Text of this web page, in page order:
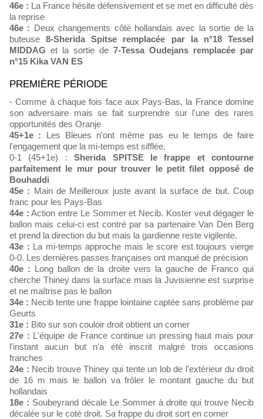
46e : La France hésite défensivement et se met en difficulté dès
la reprise
46e : Deux changements côté hollandais avec la sortie de la
buteuse8-Sherida Spitse remplacée par la n°18 Tessel
MIDDAG et la sortie de 7-Tessa Oudejans remplacée par
n°15 Kika VAN ES
PREMIÈRE PÉRIODE
- Comme à chaque fois face aux Pays-Bas, la France domine
son adversaire mais se fait surprendre sur l'une des rares
opportunités des Oranje
45+1e : Les Bleues n'ont même pas eu le temps de faire
l'engagement que la mi-temps est sifflée.
0-1 (45+1e) :Sherida SPITSE le frappe et contourne
parfaitement le mur pour trouver le petit filet opposé de
Bouhaddi
45e : Main de Meilleroux juste avant la surface de but. Coup
franc pour les Pays-Bas
44e : Action entre Le Sommer et Necib. Koster veut dégager le
ballon mais celui-ci est contré par sa partenaire Van Den Berg
et prend la direction du but mais la gardienne reste vigilente.
43e : La mi-temps approche mais le score est toujours vierge
0-0. Les dernières passes françaises ont manqué de précision
40e : Long ballon de la droite vers la gauche de Franco qui
cherche Thiney dans la surface mais la Juvisienne est surprise
et ne maîtrise pas le ballon
34e : Necib tente une frappe lointaine captée sans problème par
Geurts
31e : Bito sur son couloir droit obtient un corner
27e : L'équipe de France continue un pressing haut mais pour
l'instant aucun but n'a été inscrit malgré trois occasions
franches
24e : Necib trouve Thiney qui tente un lob de l'extérieur du droit
de 16 m mais le ballon va frôler le montant gauche du but
hollandais
18e : Soubeyrand décale Le Sommer à droite qui trouve Necib
décalée sur le coté droit. Sa frappe du droit sort en corner